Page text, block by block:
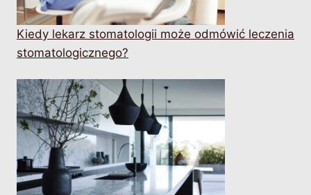
Kiedy lekarz stomatologii może odmówić leczenia
stomatologicznego?